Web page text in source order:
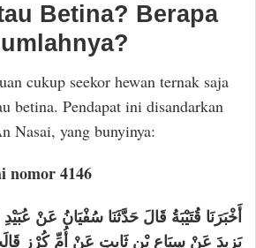
Betina? Berapa
cukup seekor hewan ternak saja
betina. Pendapat ini disandarkan
Nasai, yang bunyinya:
nomor 4146
أَخْبَرَنَا قُتَيْبَةُ قَالَ حَدَّثَنَا سُفْيَانُ عَنْ
يَزِيدَ عَنْ سِبَاعِ بْنِ ثَابِتٍ عَنْ أُمِّ كُرْزٍ